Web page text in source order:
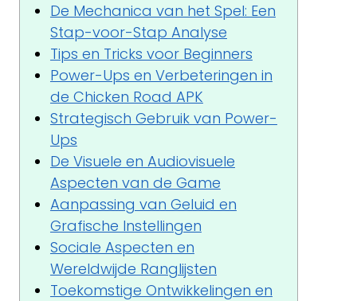
De Mechanica van het Spel: Een
Stap-voor-Stap Analyse
Tips en Tricks voor Beginners
Power-Ups en Verbeteringen in
de Chicken Road APK
Strategisch Gebruik van Power-
Ups
De Visuele en Audiovisuele
Aspecten van de Game
Aanpassing van Geluid en
Grafische Instellingen
Sociale Aspecten en
Wereldwijde Ranglijsten
Toekomstige Ontwikkelingen en